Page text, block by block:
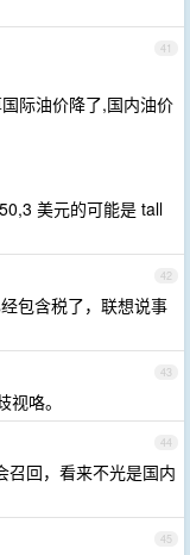
41
际油价降了,国内油价
美元的可能是 tall
42
包含税了，联想说事
43
咯。
44
召回，看来不光是国内
45